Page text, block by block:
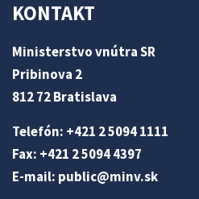
KONTAKT
Ministerstvo vnútra SR
Pribinova 2
812 72 Bratislava
Telefón: +421 2 5094 1111
Fax: +421 2 5094 4397
E-mail: public@minv.sk